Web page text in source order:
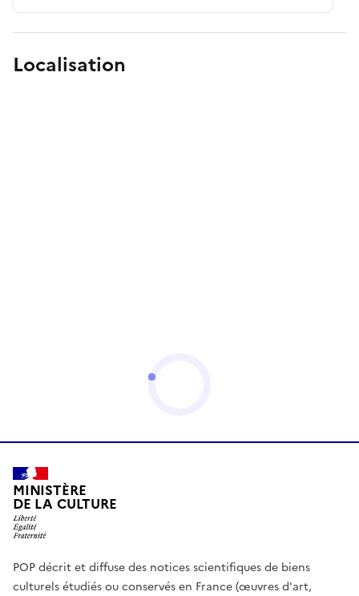
Localisation
MINISTÈRE
DE LA CULTURE
POP décrit et diffuse des notices scientifiques de biens
culturels étudiés ou conservés en France (œuvres d'art,